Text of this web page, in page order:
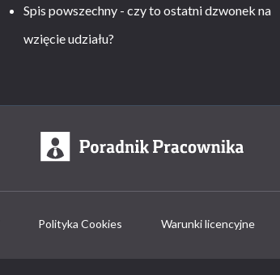
Spis powszechny - czy to ostatni dzwonek na
wzięcie udziału?
Polityka Cookies Warunki licencyjne